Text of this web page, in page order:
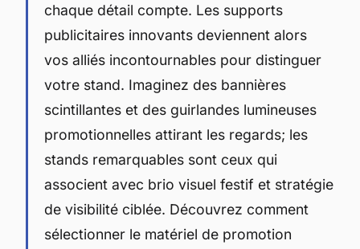
chaque détail compte. Les supports
publicitaires innovants deviennent alors
vos alliés incontournables pour distinguer
votre stand. Imaginez des bannières
scintillantes et des guirlandes lumineuses
promotionnelles attirant les regards; les
stands remarquables sont ceux qui
associent avec brio visuel festif et stratégie
de visibilité ciblée. Découvrez comment
sélectionner le matériel de promotion